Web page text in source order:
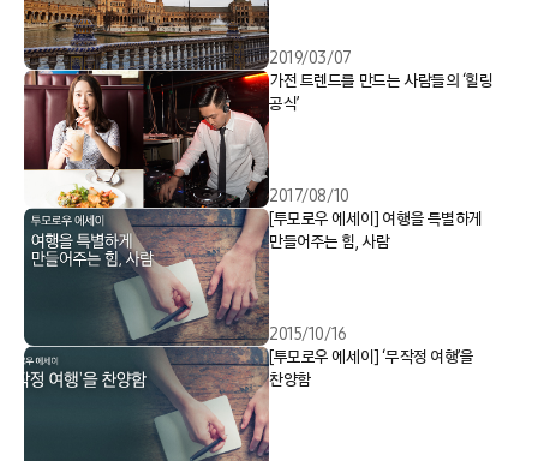
2019/03/07
가전 트렌드를 만드는 사람들의 ‘힐링
공식’
2017/08/10
[투모로우 에세이] 여행을 특별하게
만들어주는 힘, 사람
2015/10/16
[투모로우 에세이] ‘무작정 여행’을
찬양함